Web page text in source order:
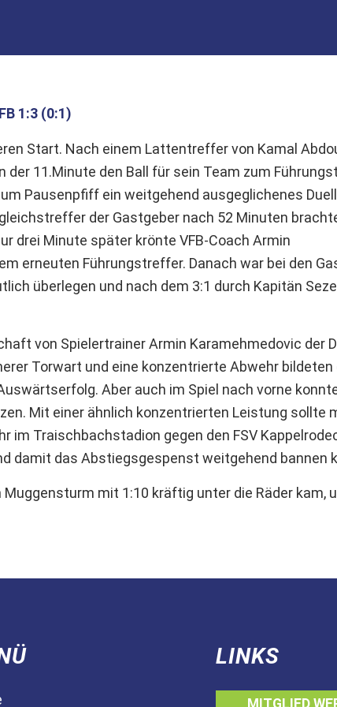
1:3 (0:1)
Start. Nach einem Lattentreffer von Kamal
der 11.Minute den Ball für sein Team zum
Pausenpfiff ein weitgehend ausgeglichenes
der Gastgeber nach 52 Minuten
drei Minute später krönte VFB-Coach Armin
erneuten Führungstreffer. Danach war bei den
überlegen und nach dem 3:1 durch Kapitän
von Spielertrainer Armin Karamehmedovic der
Torwart und eine konzentrierte Abwehr bildeten
Aber auch im Spiel nach vorne
Mit einer ähnlich konzentrierten Leistung sollte
im Traischbachstadion gegen den FSV
damit das Abstiegsgespenst weitgehend bannen
mit 1:10 kräftig unter die Räder kam,
LINKS